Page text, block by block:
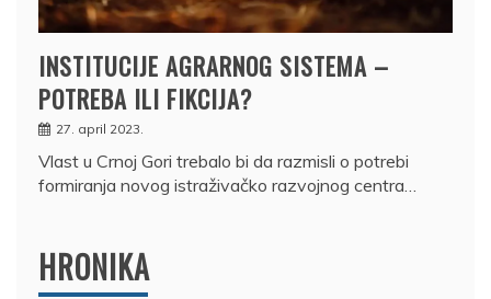
INSTITUCIJE AGRARNOG SISTEMA –
POTREBA ILI FIKCIJA?
27. april 2023.
Vlast u Crnoj Gori trebalo bi da razmisli o potrebi
formiranja novog istraživačko razvojnog centra…
HRONIKA